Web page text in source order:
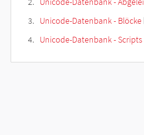
Unicode-Datenbank - Blöcke
Unicode-Datenbank - Scripts